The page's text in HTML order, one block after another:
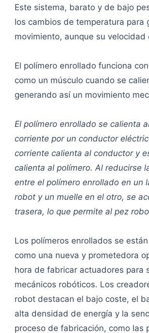
Este sistema, barato y de bajo
los cambios de temperatura para
movimiento, aunque su velocidad
El polímero enrollado funciona
como un músculo cuando se
generando así un movimiento
El polímero enrollado se calienta
corriente por un conductor
corriente calienta al conductor y
calienta al polímero. Al reducirse
entre el polímero enrollado en un
robot y un muelle en el otro, se
trasera, lo que permite al pez
Los polímeros enrollados se
como una nueva y prometedora
hora de fabricar actuadores para
mecánicos robóticos. Los
robot destacan el bajo coste, el
alta densidad de energía y la
proceso de fabricación, como las